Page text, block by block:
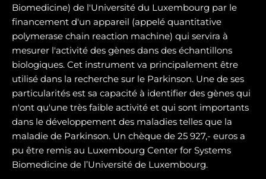
Biomedicine) de l'Université du Luxembourg par le
financement d'un appareil (appelé quantitative
polymerase chain reaction machine) qui servira à
mesurer l'activité des gènes dans des échantillons
biologiques. Cet instrument va principalement être
utilisé dans la recherche sur le Parkinson. Une de ses
particularités est sa capacité à identifier des gènes qui
n'ont qu'une très faible activité et qui sont importants
dans le développement des maladies telles que la
maladie de Parkinson. Un chèque de 25 927,- euros a
pu être remis au Luxembourg Center for Systems
Biomedicine de l’Université de Luxembourg.